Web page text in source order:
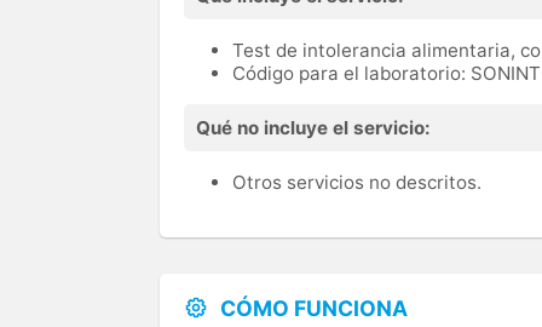
Test de intolerancia alimentaria,
Código para el laboratorio:
Qué no incluye el servicio:
Otros servicios no descritos.
CÓMO FUNCIONA